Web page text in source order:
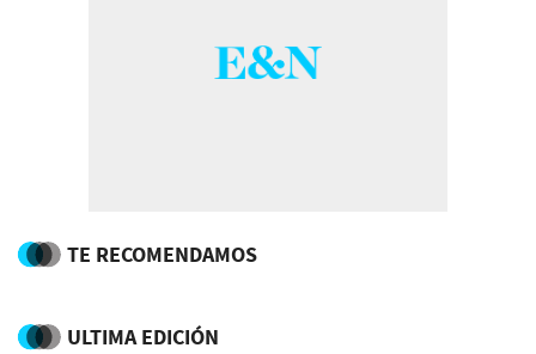
TE RECOMENDAMOS
ULTIMA EDICIÓN